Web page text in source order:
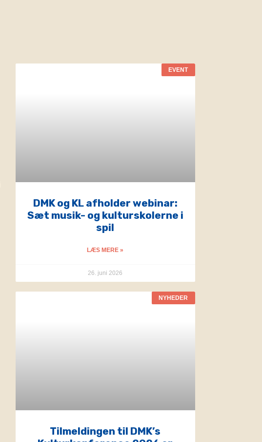
EVENT
DMK og KL afholder webinar:
Sæt musik- og kulturskolerne i
spil
LÆS MERE »
26. juni 2026
NYHEDER
Tilmeldingen til DMK’s